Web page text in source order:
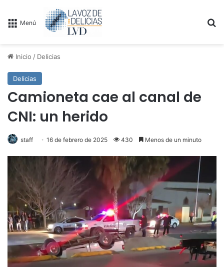
Menú
Inicio / Delicias
Delicias
Camioneta cae al canal de
CNI: un herido
staff 16 de febrero de 2025 430 Menos de un minuto